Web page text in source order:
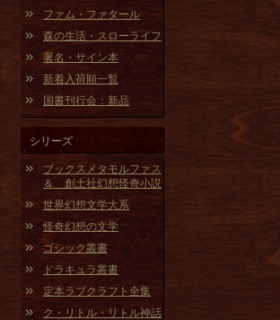
ファム・ファタール
森の生活・スローライフ
署名・サイン本
新着入荷順一覧
国書刊行会：新品
シリーズ
ブックスメタモルファス
＆ 創土社幻想怪奇小説
世界幻想文学大系
怪奇幻想の文学
ゴシック叢書
ドラキュラ叢書
定本ラブクラフト全集
ク・リトル・リトル神話